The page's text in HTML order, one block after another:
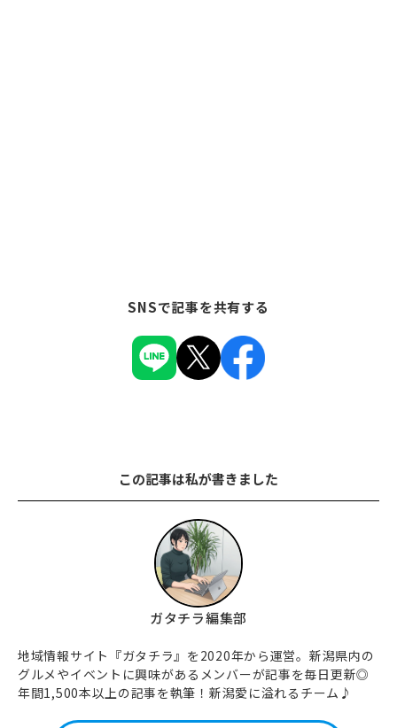
SNSで記事を共有する
この記事は私が書きました
ガタチラ編集部
地域情報サイト『ガタチラ』を2020年から運営。新潟県内の
グルメやイベントに興味があるメンバーが記事を毎日更新◎
年間1,500本以上の記事を執筆！新潟愛に溢れるチーム♪